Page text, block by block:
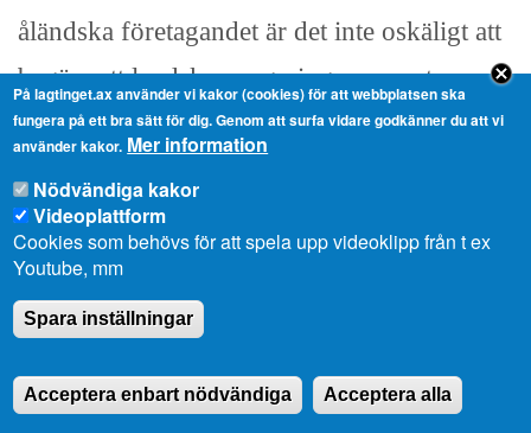
åländska företagandet är det inte oskäligt att
begära att landskapsregeringen senast om ett
år lägger fram ett meddelande om vilka
väntar på vägen mot den osynliga
skattegränsen.
Wiklöf, replik:
På lagtinget.ax använder vi kakor (cookies) för att webbplatsen ska
fungera på ett bra sätt för dig. Genom att surfa vidare godkänner du att vi
använder kakor. Mer information
Nödvändiga kakor
Videoplattform
Cookies som behövs för att spela upp videoklipp från t ex
Youtube, mm
Spara inställningar
Acceptera enbart nödvändiga Acceptera alla